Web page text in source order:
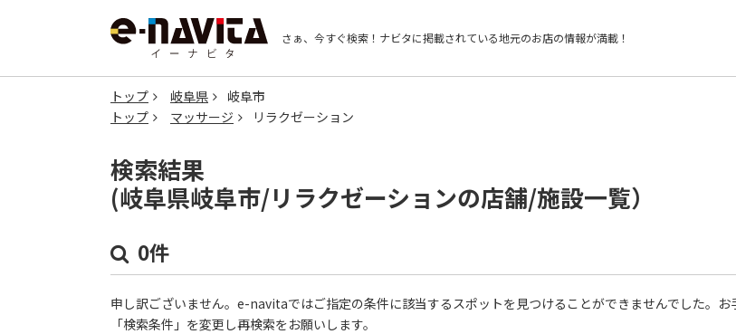
さぁ、今すぐ検索！ ナビタに掲載されている地元のお店の情報が満載！
トップ 岐阜県
岐阜市
トップ
マッサージ リラクゼーション
検索結果
(岐阜県岐阜市/リラクゼーションの店舗/施設一覧）
0件
申し訳ございません。e-navitaではご指定の条件に該当するスポットを見つけることができませんでした。お
「検索条件」を変更し再検索をお願いします。